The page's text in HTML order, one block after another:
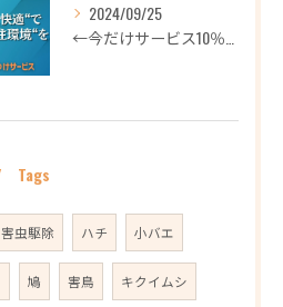
2024/09/25
Tags
害虫駆除 ハチ 小バエ
鳩 害鳥 キクイムシ